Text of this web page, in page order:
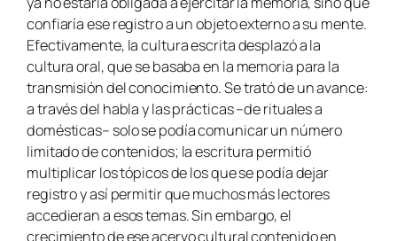
confiaría ese registro a un objeto externo a su mente.
Efectivamente, la cultura escrita desplazó a la
cultura oral, que se basaba en la memoria para la
transmisión del conocimiento. Se trató de un avance:
a través del habla y las prácticas –de rituales a
domésticas– solo se podía comunicar un número
limitado de contenidos; la escritura permitió
multiplicar los tópicos de los que se podía dejar
registro y así permitir que muchos más lectores
accedieran a esos temas. Sin embargo, el
crecimiento de ese acervo cultural contenido en